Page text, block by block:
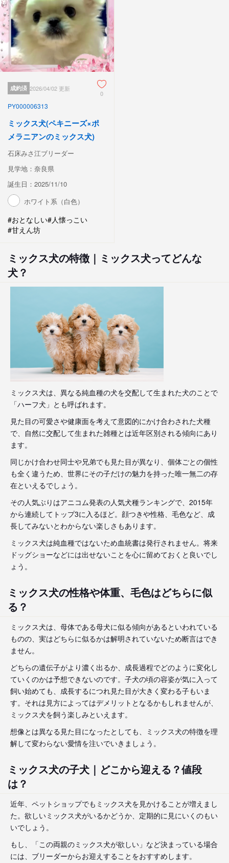
成約済 2026/04/02 更新
0
PY000006313
ミックス犬(ペキニーズ×ポ
メラニアンのミックス犬)
石床みさ江ブリーダー
見学地：奈良県
誕生日：2025/11/10
ホワイト系（白色）
#おとなしい#人懐っこい
#甘えん坊
ミックス犬の特徴｜ミックス犬ってどんな
犬？
ミックス犬は、異なる純血種の犬を交配して生まれた犬のことで
「ハーフ犬」とも呼ばれます。
見た目の可愛さや健康面を考えて意図的にかけ合わされた犬種
で、自然に交配して生まれた雑種とは近年区別される傾向にあり
ます。
同じかけ合わせ同士や兄弟でも見た目が異なり、個体ごとの個性
も全く違うため、世界にその子だけの魅力を持った唯一無二の存
在といえるでしょう。
その人気ぶりはアニコム発表の人気犬種ランキングで、2015年
から連続してトップ3に入るほど。顔つきや性格、毛色など、成
長してみないとわからない楽しさもあります。
ミックス犬は純血種ではないため血統書は発行されません。将来
ドッグショーなどには出せないことを心に留めておくと良いでし
ょう。
ミックス犬の性格や体重、毛色はどちらに似
る？
ミックス犬は、母体である母犬に似る傾向があるといわれている
ものの、実はどちらに似るかは解明されていないため断言はでき
ません。
どちらの遺伝子がより濃く出るか、成長過程でどのように変化し
ていくのかは予想できないのです。子犬の頃の容姿が気に入って
飼い始めても、成長するにつれ見た目が大きく変わる子もいま
す。それは見方によってはデメリットとなるかもしれませんが、
ミックス犬を飼う楽しみといえます。
想像とは異なる見た目になったとしても、ミックス犬の特徴を理
解して変わらない愛情を注いでいきましょう。
ミックス犬の子犬｜どこから迎える？値段
は？
近年、ペットショップでもミックス犬を見かけることが増えまし
た。欲しいミックス犬がいるかどうか、定期的に見にいくのもい
いでしょう。
もし、「この両親のミックス犬が欲しい」など決まっている場合
には、ブリーダーからお迎えすることをおすすめします。